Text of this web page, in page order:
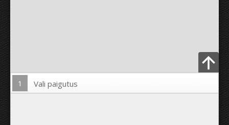
Lae pilt üles
1 Vali paigutus